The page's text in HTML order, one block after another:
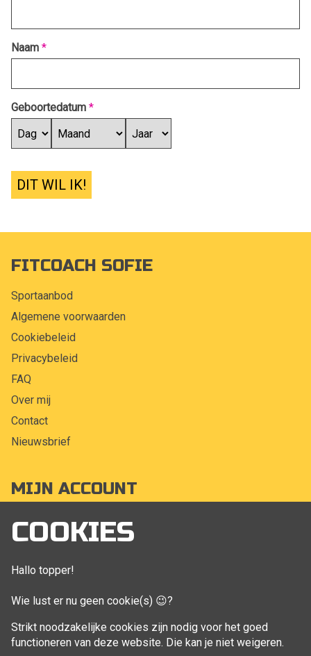
COOKIES
Hallo topper!
Wie lust er nu geen cookie(s) 😉?
Strikt noodzakelijke cookies zijn nodig voor het goed
functioneren van deze website. Die kan je niet weigeren.
Naam *
Geboortedatum *
DIT WIL IK!
FITCOACH SOFIE
Sportaanbod
Algemene voorwaarden
Cookiebeleid
Privacybeleid
FAQ
Over mij
Contact
Nieuwsbrief
MIJN ACCOUNT
Mijn account
Bestellingen
Aankoop beheren
VOLG MIJ